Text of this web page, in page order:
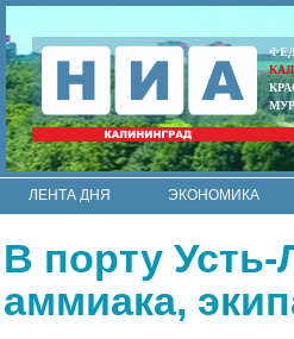
ЛЕНТА ДНЯ ЭКОНОМИКА
RSS
В порту Усть-
аммиака,